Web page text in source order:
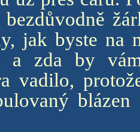
bezdůvodně
jak byste na
a zda by
vadilo,